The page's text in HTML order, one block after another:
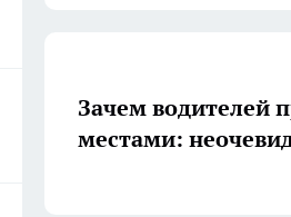
Зачем водителей
местами: